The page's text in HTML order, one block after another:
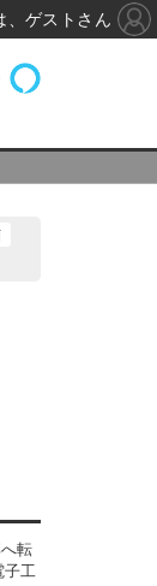
転
子工
、ゲストさん